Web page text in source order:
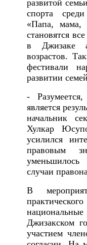
развитой
спорта
«Папа, мама,
становятся
в Джизаке
возрастов.
фестивали
развитии
-
является
начальник
Хулкар
усилился
правовым
случаи
В
Джизакском
участием